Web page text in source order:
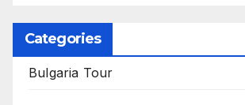
Categories
Bulgaria Tour